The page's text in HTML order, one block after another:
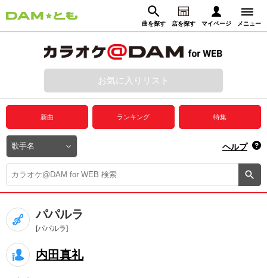
曲を探す 店を探す マイページ メニュー
動画からさがす 録音からさがす
ログイン
プレミアムサービス
DAM★とも動画
DAM★とも録音
カラオケ＠DAM
ユーザー検索
キャンペーン
お気に入りリスト
新曲 ランキング 特集
ヘルプ
パパルラ
[パパルラ]
内田真礼